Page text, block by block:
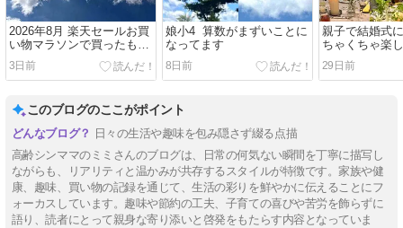
2026年8月 楽天セールお買
い物マラソンで買ったもの
買うもの
3日前
娘小4 算数がまずいことに
なってます
8日前
親子で結婚式
ちゃくちゃ楽
29日前
このブログのここがポイント
日々の生活や趣味を包み隠さず綴る点描
高齢シンママのミミさんのブログは、日常の何気ない瞬間を丁寧に描写し
ながらも、リアリティと温かみが共存するスタイルが特徴です。家族や健
康、趣味、買い物の記録を通じて、生活の彩りを鮮やかに伝えることにフ
ォーカスしています。趣味や節約の工夫、子育ての喜びや苦労を飾らずに
語り、読者にとって親身な寄り添いと啓発をもたらす内容となっていま